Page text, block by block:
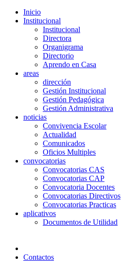
Inicio
Institucional
Institucional
Directora
Organigrama
Directorio
Aprendo en Casa
areas
dirección
Gestión Institucional
Gestión Pedagógica
Gestión Administrativa
noticias
Convivencia Escolar
Actualidad
Comunicados
Oficios Multiples
convocatorias
Convocatorias CAS
Convocatorias CAP
Convocatoria Docentes
Convocatorias Directivos
Convocatorias Practicas
aplicativos
Documentos de Utilidad
Contactos